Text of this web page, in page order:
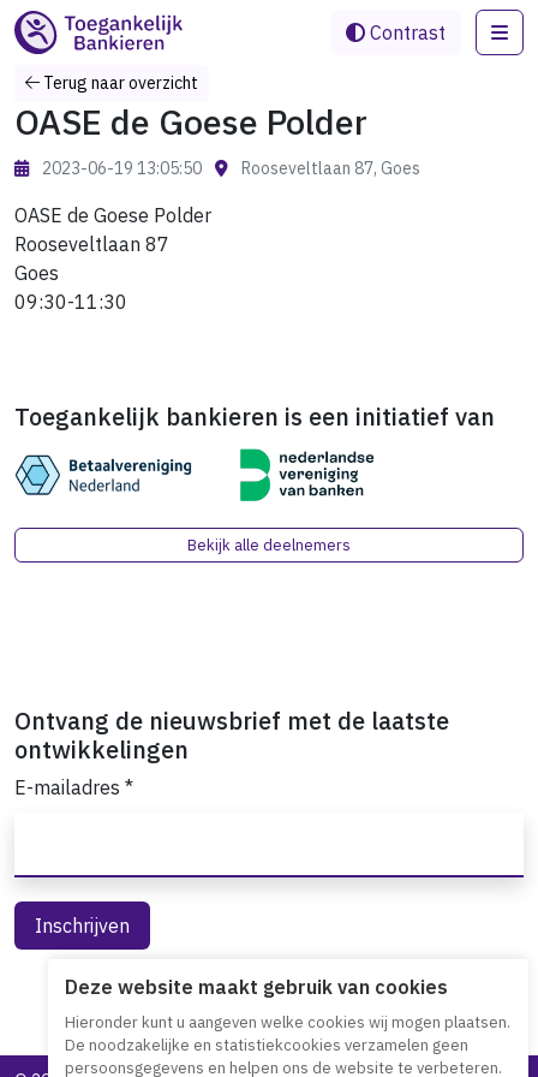
Contrast
Terug naar overzicht
OASE de Goese Polder
2023-06-19 13:05:50 Rooseveltlaan 87, Goes
OASE de Goese Polder
Rooseveltlaan 87
Goes
09:30-11:30
Toegankelijk bankieren is een initiatief van
Bekijk alle deelnemers
Ontvang de nieuwsbrief met de laatste
ontwikkelingen
E-mailadres *
Deze website maakt gebruik van cookies
Hieronder kunt u aangeven welke cookies wij mogen plaatsen.
De noodzakelijke en statistiekcookies verzamelen geen
persoonsgegevens en helpen ons de website te verbeteren.